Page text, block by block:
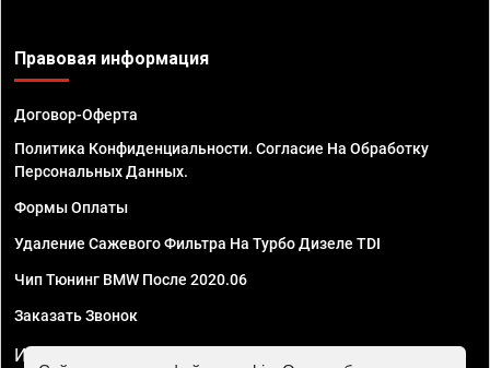
Правовая информация
Договор-Оферта
Политика Конфиденциальности. Согласие На Обработку
Персональных Данных.
Формы Оплаты
Удаление Сажевого Фильтра На Турбо Дизеле TDI
Чип Тюнинг BMW После 2020.06
Заказать Звонок
ИП Смирнов Георгий Павлович. ИНН 781302555843,